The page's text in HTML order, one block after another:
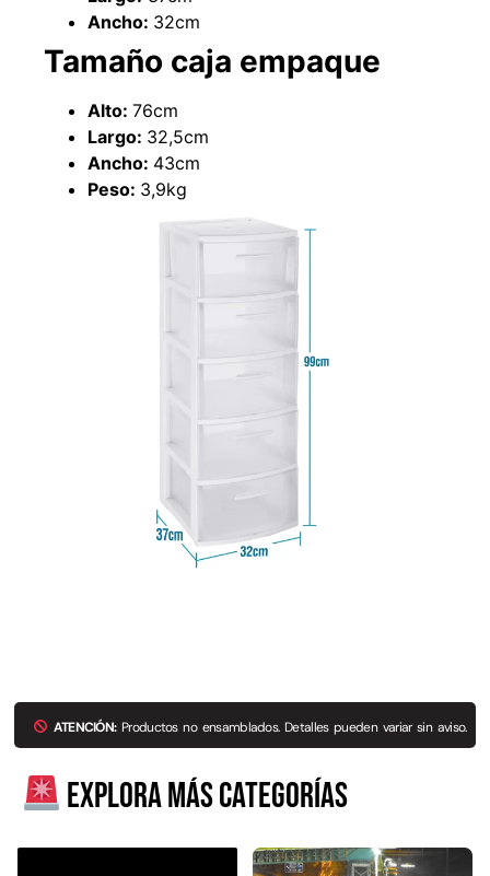
Ancho: 32cm
Tamaño caja empaque
Alto: 76cm
Largo: 32,5cm
Ancho: 43cm
Peso: 3,9kg
ATENCIÓN:Productos no ensamblados. Detalles pueden variar sin aviso.
Explora más categorías
4.8mm neopreno con 1 tela
Explora más productos